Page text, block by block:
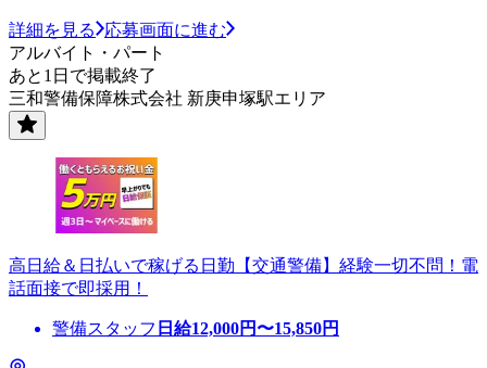
詳細を見る
応募画面に進む
アルバイト・パート
あと1日で掲載終了
三和警備保障株式会社 新庚申塚駅エリア
高日給＆日払いで稼げる日勤【交通警備】経験一切不問！電
話面接で即採用！
警備スタッフ 日給12,000円〜15,850円